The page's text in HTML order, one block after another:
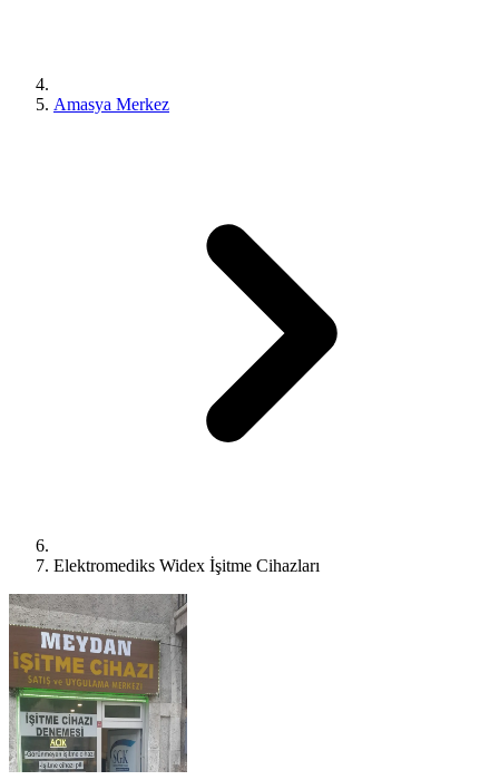
Amasya Merkez
Elektromediks Widex İşitme Cihazları